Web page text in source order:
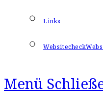
Links
Websitecheck
Menü